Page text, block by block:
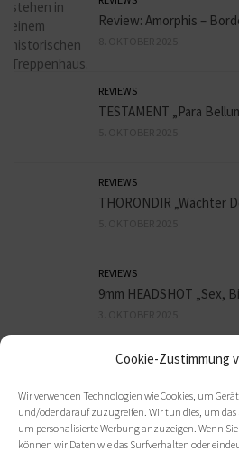
Cookie-Zustimmung
Wir verwenden Technologien wie Cookies, um
und/oder darauf zuzugreifen. Wir tun dies, um das
um personalisierte Werbung anzuzeigen. Wenn
können wir Daten wie das Surfverhalten oder
Review: Amorphis –
REVIEWS
TESTAMENT „Para
REVIEWS
THORONDIR „Wächter
REVIEWS
9mm HEADSHOT „Sex,
REVIEWS
30. SEPTEMBER 2025